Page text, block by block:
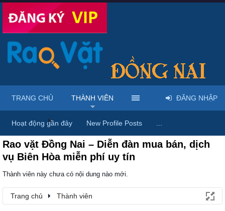
Trang chủ Thành viên
Rao vặt Đồng Nai – Diễn đàn mua bán, dịch
vụ Biên Hòa miễn phí uy tín
Thành viên này chưa có nội dung nào mới.
Trang chủ Thành viên
TRANG CHỦ THÀNH VIÊN
Hoạt động gần đây New Profile Posts
ĐĂNG NHẬP